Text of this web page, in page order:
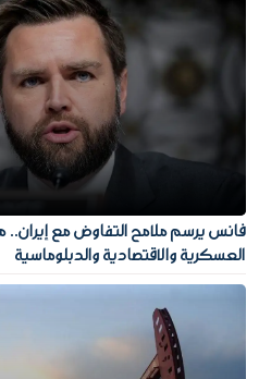
فانس يرسم ملامح التفاوض مع
العسكرية والاقتصادية والدبلوماسية